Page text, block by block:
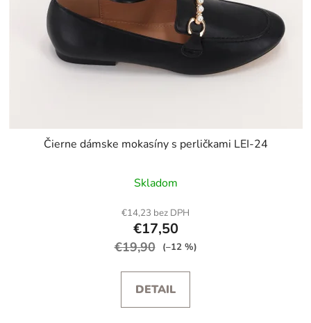
Čierne dámske mokasíny s perličkami LEI-24
Skladom
€14,23 bez DPH
€17,50
€19,90 (–12 %)
DETAIL